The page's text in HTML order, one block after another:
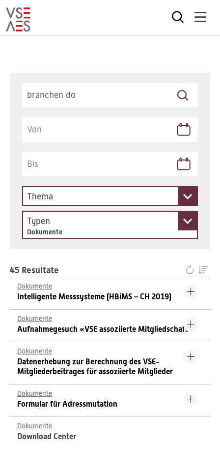
Thema
Typen
Dokumente
45 Resultate
Dokumente
Intelligente Messsysteme (HBiMS – CH 2019)
Dokumente
Aufnahmegesuch «VSE assoziierte Mitgliedschaft»
Dokumente
Datenerhebung zur Berechnung des VSE-
Mitgliederbeitrages für assoziierte Mitglieder
Dokumente
Formular für Adressmutation
Dokumente
Download Center